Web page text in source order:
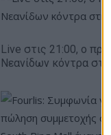
Live στις 21:00, ο
Νεανίδων κόντρα στη